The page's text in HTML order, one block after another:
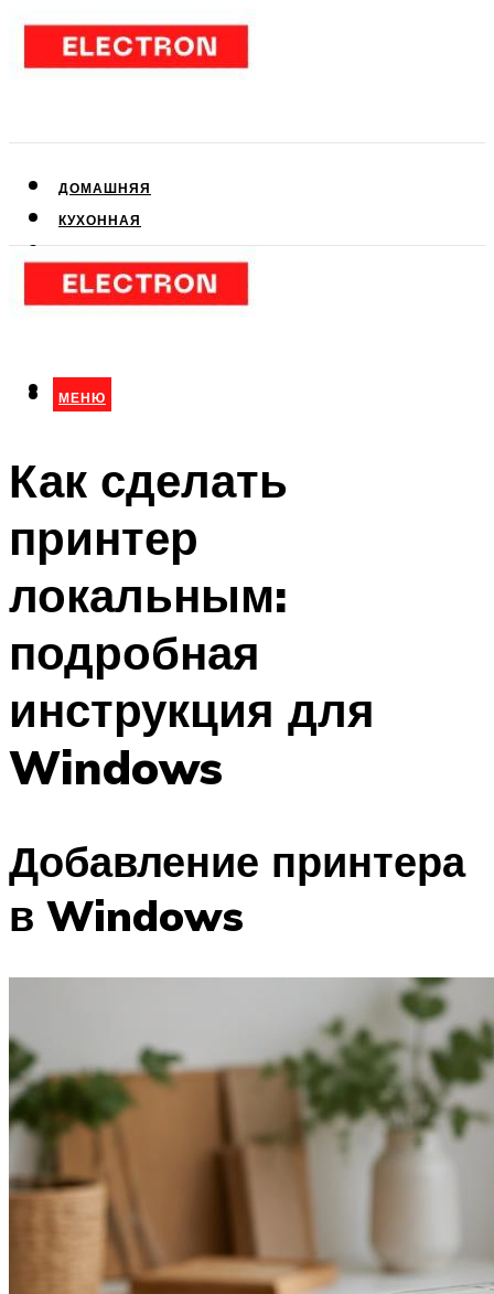
ДОМАШНЯЯ
КУХОННАЯ
КЛИМАТИЧЕСКАЯ
МЕНЮ
МЕНЮ
Как сделать
принтер
локальным:
подробная
инструкция для
Windows
Добавление принтера
в Windows